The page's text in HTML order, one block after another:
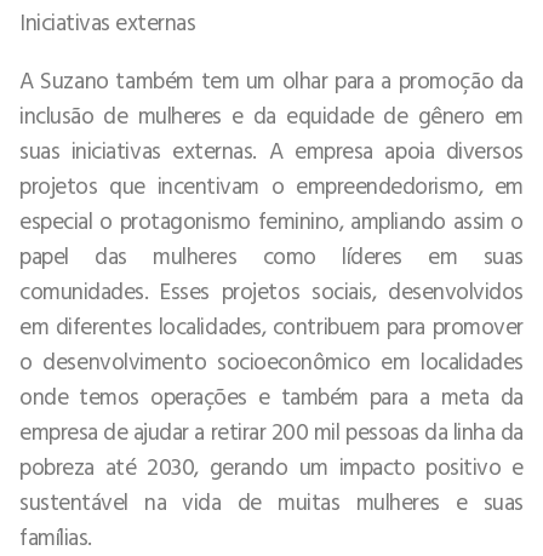
Iniciativas externas
A Suzano também tem um olhar para a promoção da
inclusão de mulheres e da equidade de gênero em
suas iniciativas externas. A empresa apoia diversos
projetos que incentivam o empreendedorismo, em
especial o protagonismo feminino, ampliando assim o
papel das mulheres como líderes em suas
comunidades. Esses projetos sociais, desenvolvidos
em diferentes localidades, contribuem para promover
o desenvolvimento socioeconômico em localidades
onde temos operações e também para a meta da
empresa de ajudar a retirar 200 mil pessoas da linha da
pobreza até 2030, gerando um impacto positivo e
sustentável na vida de muitas mulheres e suas
famílias.